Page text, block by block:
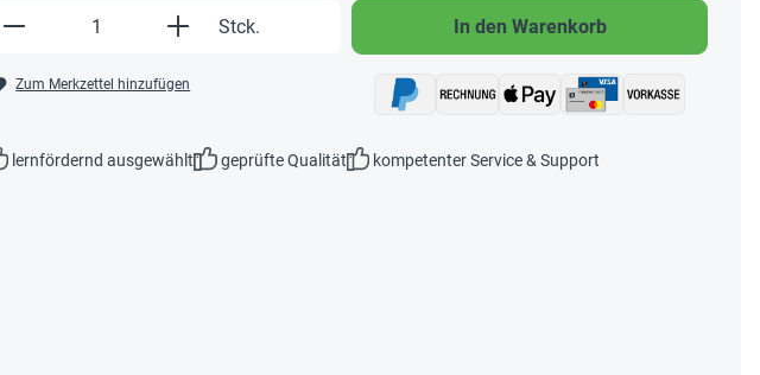
Produkt Anzahl: Gib den gewünschten Wert ein oder
Stck.
Zum Merkzettel hinzufügen
In den Warenkorb
lernfördernd ausgewählt geprüfte Qualität kompetenter Service & Support